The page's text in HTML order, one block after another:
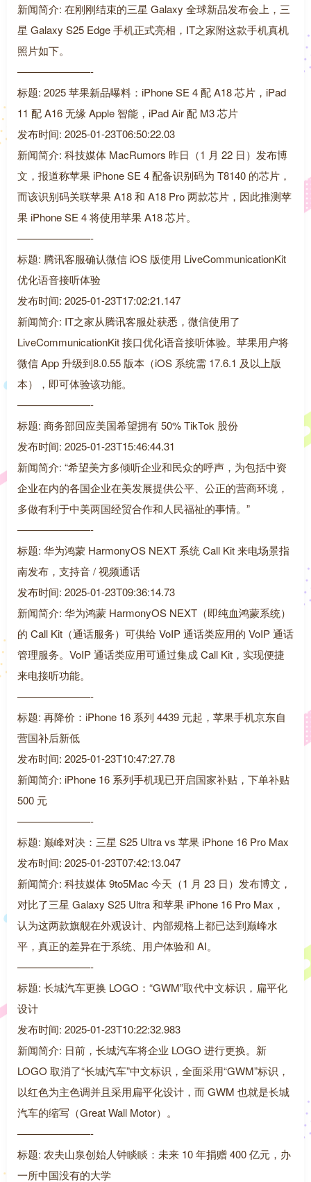
新闻简介: 在刚刚结束的三星 Galaxy 全球新品发布会上，三
星 Galaxy S25 Edge 手机正式亮相，IT之家附这款手机真机
照片如下。
———————-
标题: 2025 苹果新品曝料：iPhone SE 4 配 A18 芯片，iPad
11 配 A16 无缘 Apple 智能，iPad Air 配 M3 芯片
发布时间: 2025-01-23T06:50:22.03
新闻简介: 科技媒体 MacRumors 昨日（1 月 22 日）发布博
文，报道称苹果 iPhone SE 4 配备识别码为 T8140 的芯片，
而该识别码关联苹果 A18 和 A18 Pro 两款芯片，因此推测苹
果 iPhone SE 4 将使用苹果 A18 芯片。
———————-
标题: 腾讯客服确认微信 iOS 版使用 LiveCommunicationKit
优化语音接听体验
发布时间: 2025-01-23T17:02:21.147
新闻简介: IT之家从腾讯客服处获悉，微信使用了
LiveCommunicationKit 接口优化语音接听体验。苹果用户将
微信 App 升级到8.0.55 版本（iOS 系统需 17.6.1 及以上版
本），即可体验该功能。
———————-
标题: 商务部回应美国希望拥有 50% TikTok 股份
发布时间: 2025-01-23T15:46:44.31
新闻简介: “希望美方多倾听企业和民众的呼声，为包括中资
企业在内的各国企业在美发展提供公平、公正的营商环境，
多做有利于中美两国经贸合作和人民福祉的事情。”
———————-
标题: 华为鸿蒙 HarmonyOS NEXT 系统 Call Kit 来电场景指
南发布，支持音 / 视频通话
发布时间: 2025-01-23T09:36:14.73
新闻简介: 华为鸿蒙 HarmonyOS NEXT（即纯血鸿蒙系统）
的 Call Kit（通话服务）可供给 VoIP 通话类应用的 VoIP 通话
管理服务。VoIP 通话类应用可通过集成 Call Kit，实现便捷
来电接听功能。
———————-
标题: 再降价：iPhone 16 系列 4439 元起，苹果手机京东自
营国补后新低
发布时间: 2025-01-23T10:47:27.78
新闻简介: iPhone 16 系列手机现已开启国家补贴，下单补贴
500 元
———————-
标题: 巅峰对决：三星 S25 Ultra vs 苹果 iPhone 16 Pro Max
发布时间: 2025-01-23T07:42:13.047
新闻简介: 科技媒体 9to5Mac 今天（1 月 23 日）发布博文，
对比了三星 Galaxy S25 Ultra 和苹果 iPhone 16 Pro Max，
认为这两款旗舰在外观设计、内部规格上都已达到巅峰水
平，真正的差异在于系统、用户体验和 AI。
———————-
标题: 长城汽车更换 LOGO：“GWM”取代中文标识，扁平化
设计
发布时间: 2025-01-23T10:22:32.983
新闻简介: 日前，长城汽车将企业 LOGO 进行更换。新
LOGO 取消了“长城汽车”中文标识，全面采用“GWM”标识，
以红色为主色调并且采用扁平化设计，而 GWM 也就是长城
汽车的缩写（Great Wall Motor）。
———————-
标题: 农夫山泉创始人钟睒睒：未来 10 年捐赠 400 亿元，办
一所中国没有的大学